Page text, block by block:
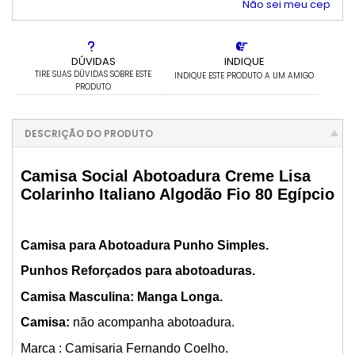
DÚVIDAS
TIRE SUAS DÚVIDAS SOBRE ESTE
PRODUTO
INDIQUE
INDIQUE ESTE PRODUTO A UM AMIGO
6x com juros de R$ 139,01
12x com juros de R$ 75,39
Não sei meu cep
DESCRIÇÃO DO PRODUTO
Camisa Social Abotoadura Creme Lisa
Colarinho Italiano Algodão Fio 80 Egípcio
Camisa para Abotoadura Punho Simples.
Punhos Reforçados para abotoaduras.
Camisa Masculina: Manga Longa.
Camisa: não acompanha abotoadura.
Marca : Camisaria Fernando Coelho.